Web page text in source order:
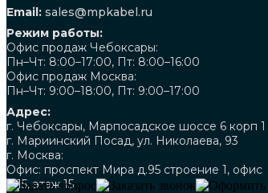
Email: sales@mpkabel.ru
Режим работы:
Офис продаж Чебоксары:
Пн–Чт: 8:00–17:00, Пт: 8:00–16:00
Офис продаж Москва:
Пн–Чт: 9:00–18:00, Пт: 9:00–17:00
Адрес:
г. Чебоксары, Марпосадское шоссе 6 корп 1
г. Мариинский Посад, ул. Николаева, 93
г. Москва:
Офис: проспект Мира д.95 строение 1, офис
1515, этаж 15